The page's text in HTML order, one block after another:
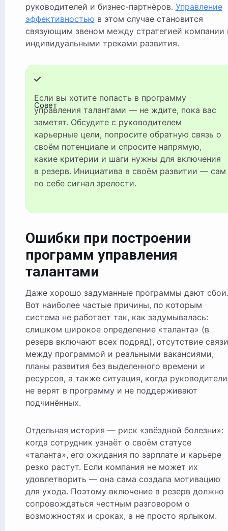
руководителей и бизнес-партнёров. Управление
эффективностью в этом случае становится
связующим звеном между стратегией компании
индивидуальными треками развития.
Совет
Если вы хотите попасть в программу
управления талантами — не ждите, пока вас
заметят. Обсудите с руководителем
карьерные цели, попросите обратную связь о
своём потенциале и спросите напрямую,
какие критерии и шаги нужны для включения
в резерв. Инициатива в своём развитии — сам
по себе сигнал зрелости.
Ошибки при построении
программ управления
талантами
Даже хорошо задуманные программы дают сбои.
Вот наиболее частые причины, по которым
система не работает так, как задумывалась:
слишком широкое определение «таланта» (в
резерв включают всех подряд), отсутствие связи
между программой и реальными вакансиями,
планы развития без выделенного времени и
ресурсов, а также ситуация, когда руководители
не верят в программу и не поддерживают
подчинённых.
Отдельная история — риск «звёздной болезни»:
когда сотрудник узнаёт о своём статусе
«таланта», его ожидания по зарплате и карьере
резко растут. Если компания не может их
удовлетворить — она сама создала мотивацию
для ухода. Поэтому включение в резерв должно
сопровождаться честным разговором о
возможностях и сроках, а не просто ярлыком.